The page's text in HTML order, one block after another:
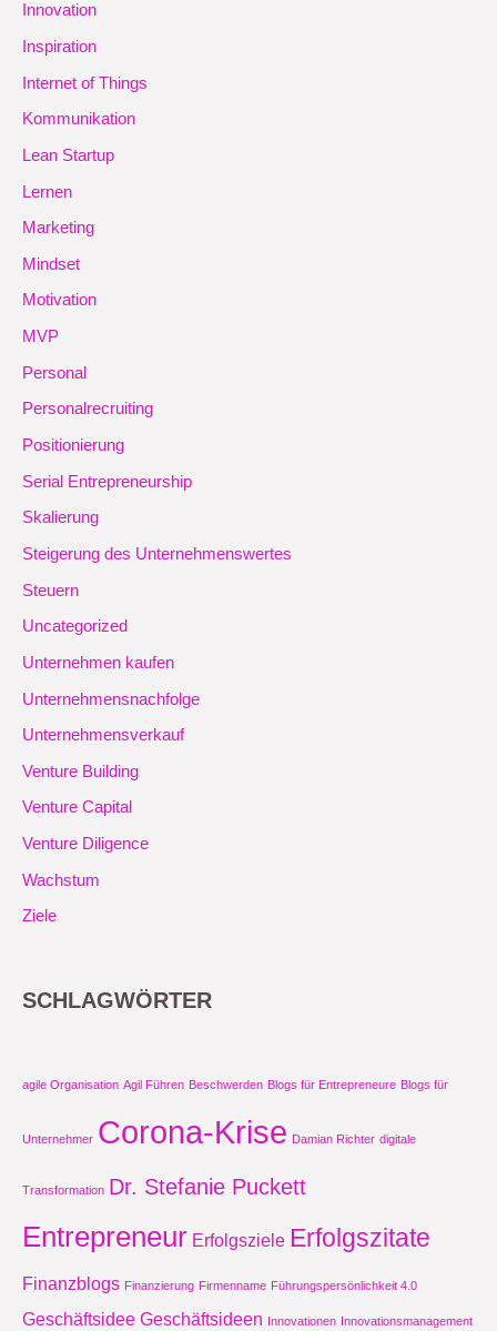
Innovation
Inspiration
Internet of Things
Kommunikation
Lean Startup
Lernen
Marketing
Mindset
Motivation
MVP
Personal
Personalrecruiting
Positionierung
Serial Entrepreneurship
Skalierung
Steigerung des Unternehmenswertes
Steuern
Uncategorized
Unternehmen kaufen
Unternehmensnachfolge
Unternehmensverkauf
Venture Building
Venture Capital
Venture Diligence
Wachstum
Ziele
SCHLAGWÖRTER
agile Organisation Agil Führen Beschwerden Blogs für Entrepreneure Blogs für
Unternehmer Corona-Krise Damian Richter digitale
Transformation Dr. Stefanie Puckett
Entrepreneur Erfolgsziele Erfolgszitate
Finanzblogs Finanzierung Firmenname Führungspersönlichkeit 4.0
Geschäftsidee Geschäftsideen Innovationen Innovationsmanagement